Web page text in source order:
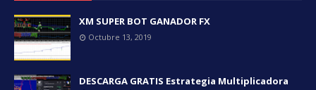
XM SUPER BOT GANADOR FX
Octubre 13, 2019
DESCARGA GRATIS Estrategia Multiplicadora